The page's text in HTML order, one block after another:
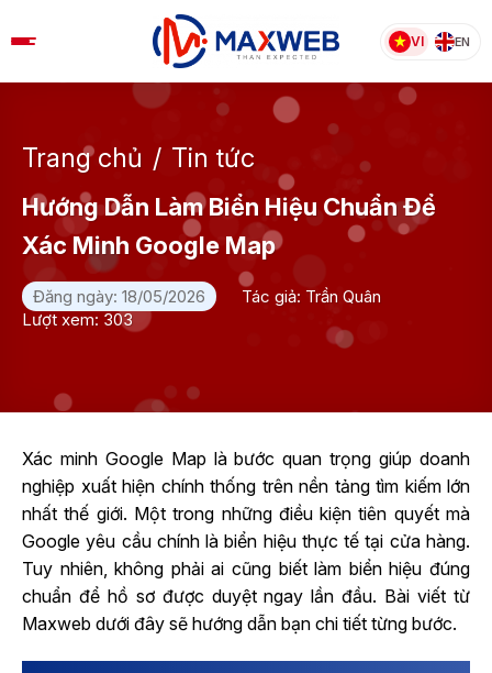
to
VI EN
Trang chủ / Tin tức
Hướng Dẫn Làm Biển Hiệu Chuẩn Để
Xác Minh Google Map
Đăng ngày: 18/05/2026
Tác giả: Trần Quân
Lượt xem: 303
Xác minh Google Map là bước quan trọng giúp doanh
nghiệp xuất hiện chính thống trên nền tảng tìm kiếm lớn
nhất thế giới. Một trong những điều kiện tiên quyết mà
Google yêu cầu chính là biển hiệu thực tế tại cửa hàng.
Tuy nhiên, không phải ai cũng biết làm biển hiệu đúng
chuẩn để hồ sơ được duyệt ngay lần đầu. Bài viết từ
Maxweb dưới đây sẽ hướng dẫn bạn chi tiết từng bước.